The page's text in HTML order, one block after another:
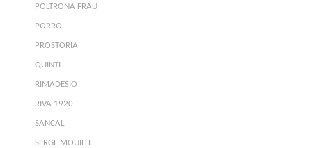
POLTRONA FRAU
PORRO
PROSTORIA
QUINTI
RIMADESIO
RIVA 1920
SANCAL
SERGE MOUILLE